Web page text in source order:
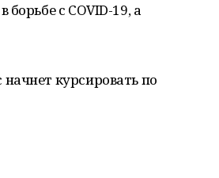
с COVID-19, а
курсировать по